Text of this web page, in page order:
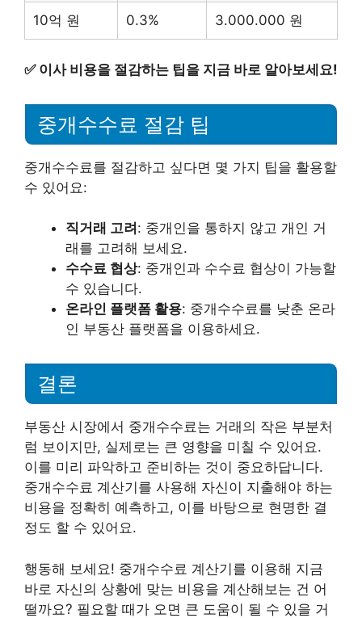
10억 원 0.3% 3.000.000 원
✅ 이사 비용을 절감하는 팁을 지금 바로 알아보세요!
중개수수료 절감 팁
중개수수료를 절감하고 싶다면 몇 가지 팁을 활용할
수 있어요:
직거래 고려 : 중개인을 통하지 않고 개인 거
래를 고려해 보세요.
수수료 협상: 중개인과 수수료 협상이 가능할
수 있습니다.
온라인 플랫폼 활용: 중개수수료를 낮춘 온라
인 부동산 플랫폼을 이용하세요.
결론
부동산 시장에서 중개수수료는 거래의 작은 부분처
럼 보이지만, 실제로는 큰 영향을 미칠 수 있어요.
이를 미리 파악하고 준비하는 것이 중요하답니다.
중개수수료 계산기를 사용해 자신이 지출해야 하는
비용을 정확히 예측하고, 이를 바탕으로 현명한 결
정도 할 수 있어요.
행동해 보세요! 중개수수료 계산기를 이용해 지금
바로 자신의 상황에 맞는 비용을 계산해보는 건 어
떨까요? 필요할 때가 오면 큰 도움이 될 수 있을 거